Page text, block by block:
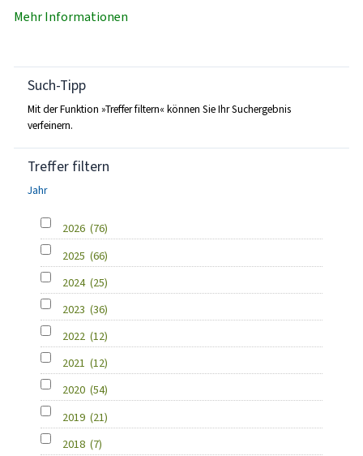
Mehr Informationen
Such-Tipp
Mit der Funktion »Treffer filtern« können Sie Ihr Suchergebnis
verfeinern.
Treffer filtern
Jahr
2026 (76)
2025 (66)
2024 (25)
2023 (36)
2022 (12)
2021 (12)
2020 (54)
2019 (21)
2018 (7)